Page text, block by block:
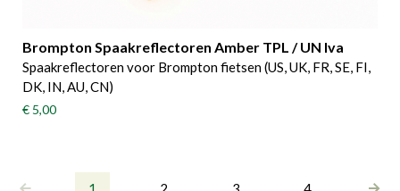
Brompton Spaakreflectoren Amber TPL / UN Iva
Spaakreflectoren voor Brompton fietsen (US, UK, FR, SE, FI,
DK, IN, AU, CN)
€ 5,00